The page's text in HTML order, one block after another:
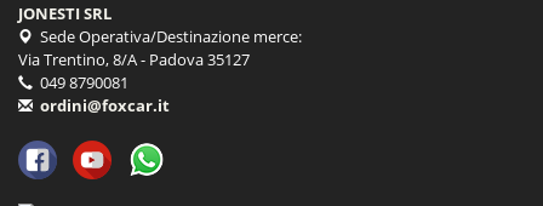
JONESTI SRL
Sede Operativa/Destinazione merce:
Via Trentino, 8/A - Padova 35127
049 8790081
ordini@foxcar.it